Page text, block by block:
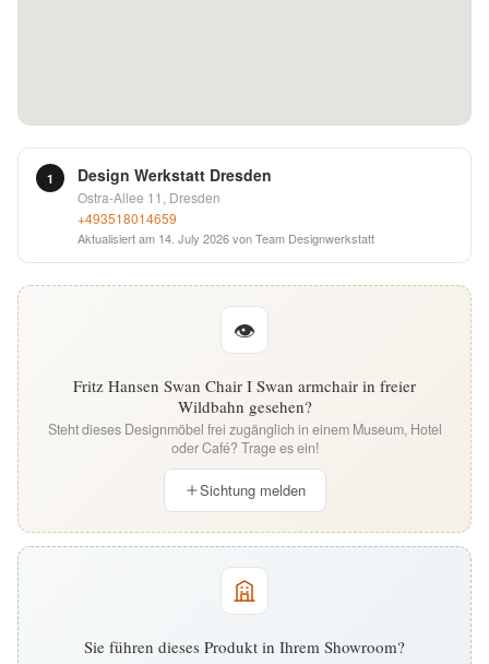
1 Design Werkstatt Dresden
Ostra-Allee 11, Dresden
+493518014659
Aktualisiert am 14. July 2026von Team Designwerkstatt
👁
Fritz Hansen Swan Chair I Swan armchair in freier
Wildbahn gesehen?
Steht dieses Designmöbel frei zugänglich in einem Museum, Hotel
oder Café? Trage es ein!
Sichtung melden
Sie führen dieses Produkt in Ihrem Showroom?